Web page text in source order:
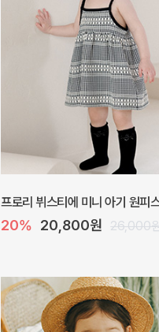
프로리 뷔스티에 미니 아기 원피
20% 20,800원 26,000